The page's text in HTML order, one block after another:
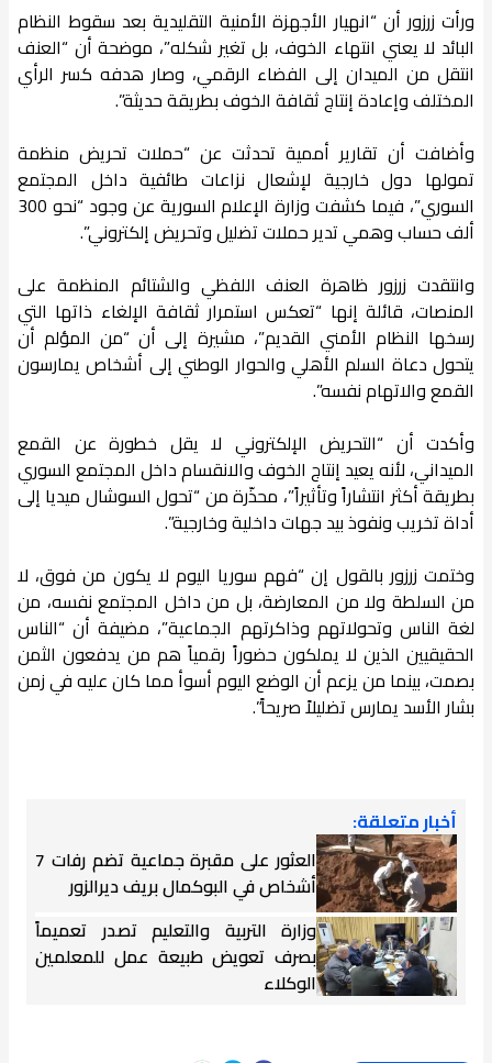
ورأت زرزور أن “انهيار الأجهزة الأمنية التقليدية بعد سقوط النظام
البائد لا يعني انتهاء الخوف، بل تغير شكله”، موضحة أن “العنف
انتقل من الميدان إلى الفضاء الرقمي، وصار هدفه كسر الرأي
المختلف وإعادة إنتاج ثقافة الخوف بطريقة حديثة”.
وأضافت أن تقارير أممية تحدثت عن “حملات تحريض منظمة
تمولها دول خارجية لإشعال نزاعات طائفية داخل المجتمع
السوري”، فيما كشفت وزارة الإعلام السورية عن وجود “نحو 300
ألف حساب وهمي تدير حملات تضليل وتحريض إلكتروني”.
وانتقدت زرزور ظاهرة العنف اللفظي والشتائم المنظمة على
المنصات، قائلة إنها “تعكس استمرار ثقافة الإلغاء ذاتها التي
رسخها النظام الأمني القديم”، مشيرة إلى أن “من المؤلم أن
يتحول دعاة السلم الأهلي والحوار الوطني إلى أشخاص يمارسون
القمع والاتهام نفسه”.
وأكدت أن “التحريض الإلكتروني لا يقل خطورة عن القمع
الميداني، لأنه يعيد إنتاج الخوف والانقسام داخل المجتمع السوري
بطريقة أكثر انتشاراً وتأثيراً”، محذّرة من “تحول السوشال ميديا إلى
أداة تخريب ونفوذ بيد جهات داخلية وخارجية”.
وختمت زرزور بالقول إن “فهم سوريا اليوم لا يكون من فوق، لا
من السلطة ولا من المعارضة، بل من داخل المجتمع نفسه، من
لغة الناس وتحولاتهم وذاكرتهم الجماعية”، مضيفة أن “الناس
الحقيقيين الذين لا يملكون حضوراً رقمياً هم من يدفعون الثمن
بصمت، بينما من يزعم أن الوضع اليوم أسوأ مما كان عليه في زمن
بشار الأسد يمارس تضليلاً صريحاً”.
أخبار متعلقة:
العثور على مقبرة جماعية تضم رفات 7
أشخاص في البوكمال بريف ديرالزور
وزارة التربية والتعليم تصدر تعميماً
بصرف تعويض طبيعة عمل للمعلمين
الوكلاء